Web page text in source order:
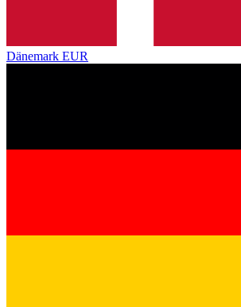
Dänemark EUR